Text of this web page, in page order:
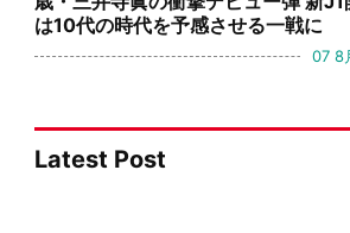
は10代の時代を予感させる一戦に
07 8
Latest Post